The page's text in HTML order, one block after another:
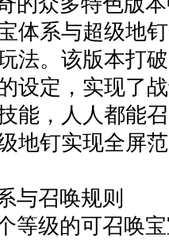
体系与超级地
法。该版本打
设定，实现了
能，人人都能
地钉实现全屏
与召唤规则
等级的可召唤